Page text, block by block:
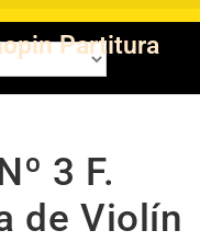
Partitura
3 F.
de Violín